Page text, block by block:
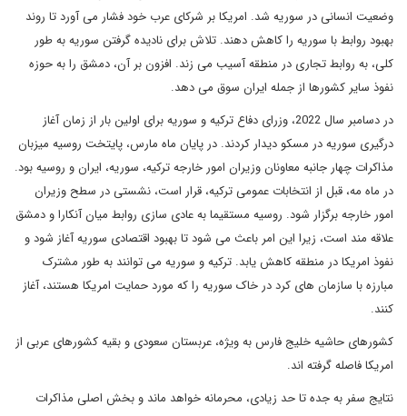
وضعیت انسانی در سوریه شد. امریکا بر شرکای عرب خود فشار می آورد تا روند
بهبود روابط با سوریه را کاهش دهند. تلاش برای نادیده گرفتن سوریه به طور
کلی، به روابط تجاری در منطقه آسیب می زند. افزون بر آن، دمشق را به حوزه
نفوذ سایر کشورها از جمله ایران سوق می دهد.
در دسامبر سال 2022، وزرای دفاع ترکیه و سوریه برای اولین بار از زمان آغاز
درگیری سوریه در مسکو دیدار کردند. در پایان ماه مارس، پایتخت روسیه میزبان
مذاکرات چهار جانبه معاونان وزیران امور خارجه ترکیه، سوریه، ایران و روسیه بود.
در ماه مه، قبل از انتخابات عمومی ترکیه، قرار است، نشستی در سطح وزیران
امور خارجه برگزار شود. روسیه مستقیما به عادی سازی روابط میان آنکارا و دمشق
علاقه مند است، زیرا این امر باعث می شود تا بهبود اقتصادی سوریه آغاز شود و
نفوذ امریکا در منطقه کاهش یابد. ترکیه و سوریه می توانند به طور مشترک
مبارزه با سازمان های کرد در خاک سوریه را که مورد حمایت امریکا هستند، آغاز
کنند.
کشورهای حاشیه خلیج فارس به ویژه، عربستان سعودی و بقیه کشورهای عربی از
امریکا فاصله گرفته اند.
نتایج سفر به جده تا حد زیادی، محرمانه خواهد ماند و بخش اصلی مذاکرات